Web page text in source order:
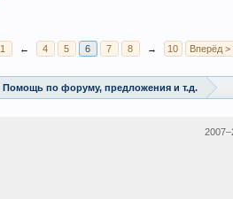
1 ← 4 5 6 7 8 → 10 Вперёд >
Помощь по форуму, предложения и т.д.
2007–